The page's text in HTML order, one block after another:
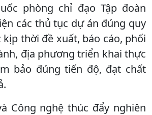
phòng chỉ đạo Tập đoàn
các thủ tục dự án đúng quy
thời đề xuất, báo cáo, phối
địa phương triển khai thực
bảo đúng tiến độ, đạt chất
Công nghệ thúc đẩy nghiên